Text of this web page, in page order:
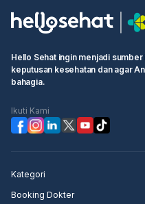
atau sampai3 bulan
dokter kandungan
yang tepat.
Hello Sehat ingin menjadi
keputusan kesehatan dan agar
bahagia.
Ikuti Kami
Kategori
Booking Dokter